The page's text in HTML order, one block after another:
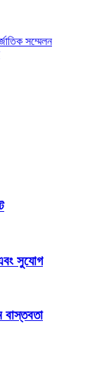
সম্মেলন
সুযোগ
বাস্তবতা